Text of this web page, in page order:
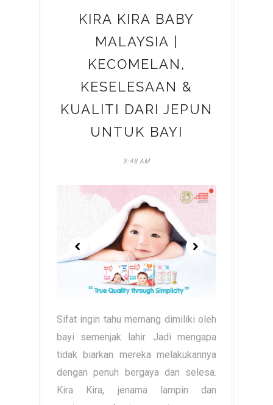
KIRA KIRA BABY
MALAYSIA |
KECOMELAN,
KESELESAAN &
KUALITI DARI JEPUN
UNTUK BAYI
9:48 AM
Sifat ingin tahu memang dimiliki oleh
bayi semenjak lahir. Jadi mengapa
tidak biarkan mereka melakukannya
dengan penuh bergaya dan selesa.
Kira Kira, jenama lampin dan